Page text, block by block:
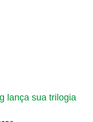
lança sua trilogia